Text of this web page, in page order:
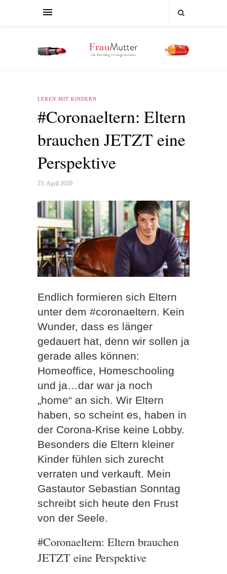
LEBEN MIT KINDERN
#Coronaeltern: Eltern
brauchen JETZT eine
Perspektive
23. April 2020
Endlich formieren sich Eltern
unter dem #coronaeltern. Kein
Wunder, dass es länger
gedauert hat, denn wir sollen ja
gerade alles können:
Homeoffice, Homeschooling
und ja…dar war ja noch
„home“ an sich. Wir Eltern
haben, so scheint es, haben in
der Corona-Krise keine Lobby.
Besonders die Eltern kleiner
Kinder fühlen sich zurecht
verraten und verkauft. Mein
Gastautor Sebastian Sonntag
schreibt sich heute den Frust
von der Seele.
#Coronaeltern: Eltern brauchen
JETZT eine Perspektive